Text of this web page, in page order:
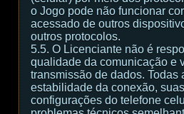
o Jogo pode não funcionar
acessado de outros
outros protocolos.
5.5. O Licenciante não é
qualidade da comunicação e
transmissão de dados. Todas
estabilidade da conexão,
configurações do telefone